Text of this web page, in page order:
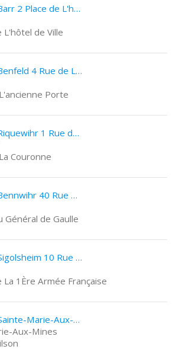
Crédit Agricole Barr 2 Place de L'hôtel de Ville
L'hôtel de Ville
Crédit Agricole Benfeld 4 Rue de L'ancienne Porte
Porte
Crédit Agricole Riquewihr 1 Rue de La Couronne
Couronne
Crédit Agricole Bennwihr 40 Rue Du Général de Gaulle
Général de Gaulle
Crédit Agricole Sigolsheim 10 Rue de La 1Ère Armée Française
La 1Ère Armée Française
Crédit Agricole Sainte-Marie-Aux-Mines 84 Rue Wilson
Aux-Mines